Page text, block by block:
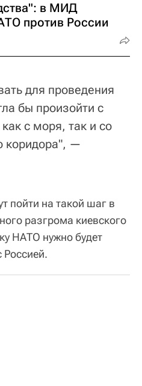
в МИД
против России
для проведения
бы произойти с
с моря, так и со
коридора", —
пойти на такой шаг в
разгрома киевского
НАТО нужно будет
Россией.